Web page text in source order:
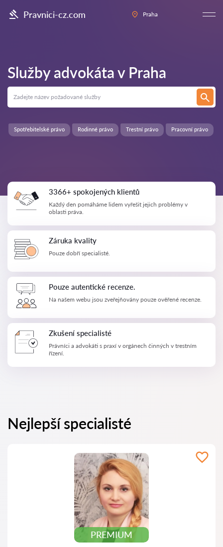
Pravnici-cz.com Praha
Služby advokáta v Praha
Pracovní právo
Spotřebitelské právo Rodinné právo Trestní právo
3366+ spokojených klientů
Každý den pomáháme lidem vyřešit jejich problémy v
oblasti práva.
Záruka kvality
Pouze dobří specialisté.
Pouze autentické recenze.
Na našem webu jsou zveřejňovány pouze ověřené recenze.
Zkušení specialisté
Právníci a advokáti s praxí v orgánech činných v trestním
řízení.
Nejlepší specialisté
PREMIUM